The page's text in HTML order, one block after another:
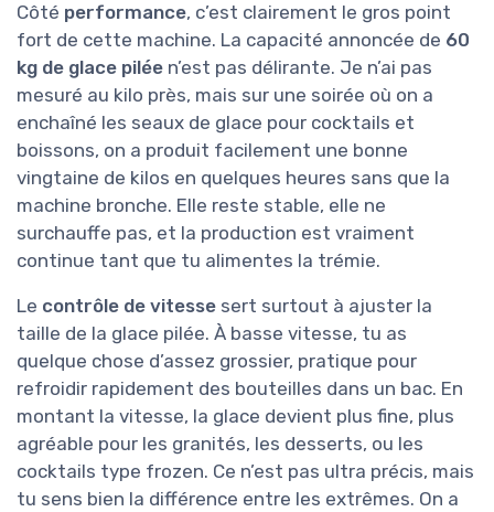
Côté performance, c’est clairement le gros point
fort de cette machine. La capacité annoncée de 60
kg de glace pilée n’est pas délirante. Je n’ai pas
mesuré au kilo près, mais sur une soirée où on a
enchaîné les seaux de glace pour cocktails et
boissons, on a produit facilement une bonne
vingtaine de kilos en quelques heures sans que la
machine bronche. Elle reste stable, elle ne
surchauffe pas, et la production est vraiment
continue tant que tu alimentes la trémie.
Le contrôle de vitesse sert surtout à ajuster la
taille de la glace pilée. À basse vitesse, tu as
quelque chose d’assez grossier, pratique pour
refroidir rapidement des bouteilles dans un bac. En
montant la vitesse, la glace devient plus fine, plus
agréable pour les granités, les desserts, ou les
cocktails type frozen. Ce n’est pas ultra précis, mais
tu sens bien la différence entre les extrêmes. On a